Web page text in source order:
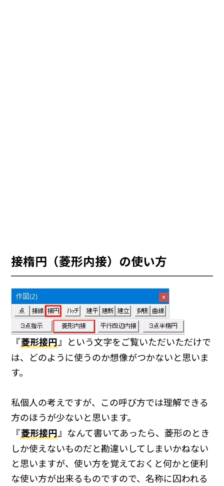
接楕円（菱形内接）の使い方
『菱形接円』という文字をご覧いただいただけで
は、どのように使うのか想像がつかないと思いま
す。
私個人の考えですが、この呼び方では理解できる
方のほうが少ないと思います。
『菱形接円』なんて書いてあったら、菱形のとき
しか使えないものだと勘違いしてしまいかねない
と思いますが、使い方を覚えておくと何かと便利
な使い方が出来るものですので、名称に囚われる